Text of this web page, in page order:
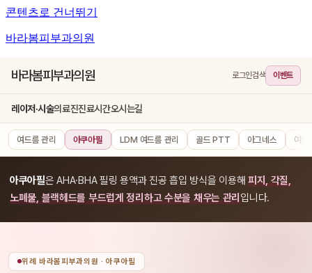
콘텐츠로 건너뛰기
바라봄피부과의원
바라봄피부과의원 로그인검색 이벤트
레이저·시술의료진진료시간오시는길
여드름 관리 아쿠아필 LDM 여드름 관리 골드 PTT 아그네스 여드
아쿠아필은 AHA·BHA 필링 용액과 진공 흡입 방식을 이용해 피지, 각질,
노폐물, 블랙헤드를 부드럽게 정리하고 수분을 채우는 관리입니다.
위례 바라봄피부과의원 · 아쿠아필